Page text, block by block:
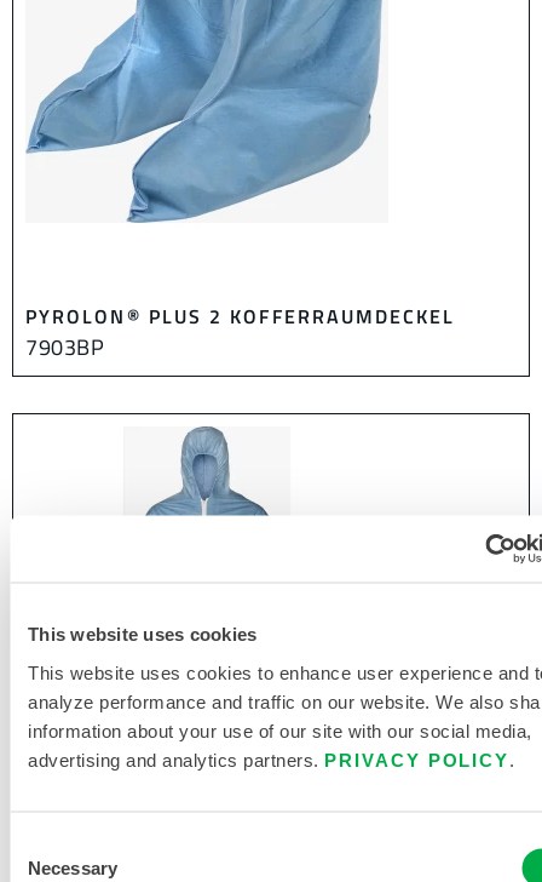
This website uses cookies
This website uses cookies to enhance user experience and
analyze performance and traffic on our website. We also
information about your use of our site with our social media,
advertising and analytics partners. PRIVACY POLICY
Selection
Necessary
PYROLON® PLUS 2 KOFFERRAUMDECKEL
7903BP